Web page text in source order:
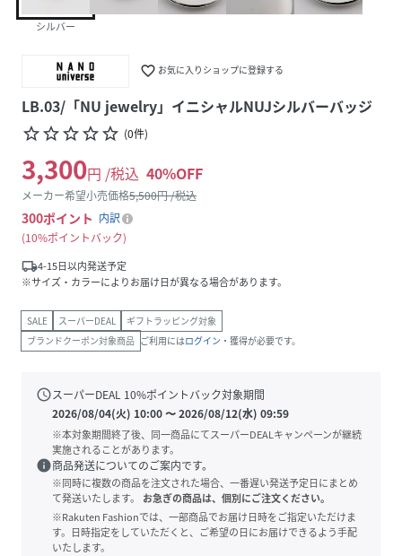
シルバー
favorite_border お気に入りショップに登録する
LB.03/「NU jewelry」イニシャルNUJシルバーバッジ
star_borderstar_borderstar_borderstar_borderstar_border (0件)
3,300円 /税込 40%OFF
メーカー希望小売価格5,500円 /税込
300ポイント 内訳
10%ポイントバック
local_shipping4-15日以内発送予定
※サイズ・カラーによりお届け日が異なる場合があります。
SALE スーパーDEAL
ギフトラッピング対象
ブランドクーポン対象商品 ご利用にはログイン ・獲得が必要です。
scheduleスーパーDEAL 10%ポイントバック対象期間
2026/08/04(火) 10:00〜2026/08/12(水) 09:59
※本対象期間終了後、同一商品にてスーパーDEALキャンペーンが継続
実施されることがあります。
info商品発送についてのご案内です。
※同時に複数の商品を注文された場合、一番遅い発送予定日にまとめ
て発送いたします。
お急ぎの商品は、個別にご注文ください。
※Rakuten Fashionでは、一部商品でお届け日時をご指定いただけま
す。日時指定をしていただくと、ご希望の日にお届けできるよう手配
いたします。